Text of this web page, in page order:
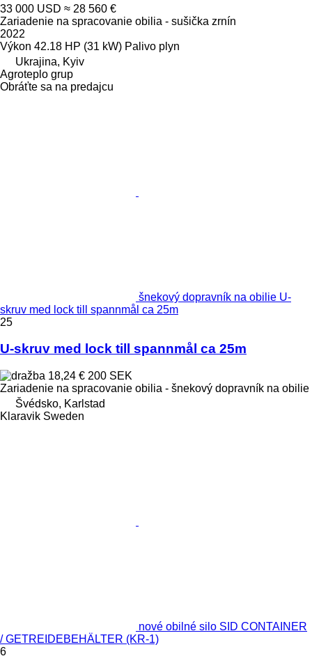
33 000 USD ≈ 28 560 €
Zariadenie na spracovanie obilia - sušička zrnín
2022
Výkon 42.18 HP (31 kW) Palivo plyn
Ukrajina, Kyiv
Agroteplo grup
Obráťte sa na predajcu
šnekový dopravník na obilie U-
skruv med lock till spannmål ca 25m
25
U-skruv med lock till spannmål ca 25m
18,24 € 200 SEK
Zariadenie na spracovanie obilia - šnekový dopravník na obilie
Švédsko, Karlstad
Klaravik Sweden
nové obilné silo SID CONTAINER
/ GETREIDEBEHÄLTER (KR-1)
6